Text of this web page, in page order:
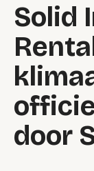
Solid
door